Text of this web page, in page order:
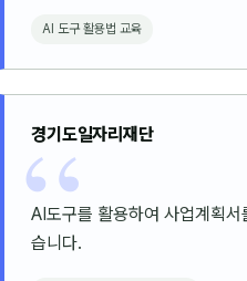
AI 도구 활용법 교육
경기도일자리재단
AI도구를 활용하여 사업계획
습니다.